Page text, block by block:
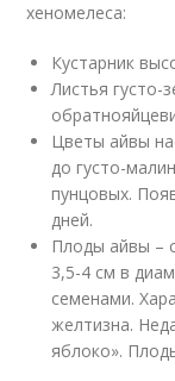
хеномелеса:
Кустарник
Листья густо-
Цветы айвы
до густо-
пунцовых.
дней.
Плоды айвы –
3,5-4 см в
семенами.
желтизна.
яблоко».